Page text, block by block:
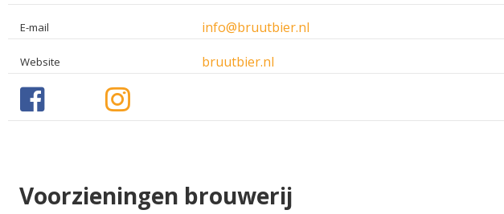
E-mail info@bruutbier.nl
Website bruutbier.nl
Voorzieningen brouwerij